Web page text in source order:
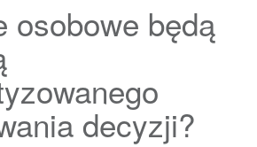
osobowe będą
decyzji?